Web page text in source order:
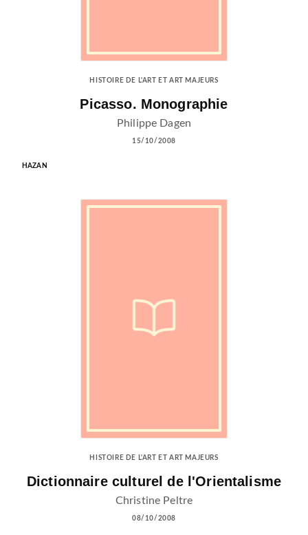
HISTOIRE DE L'ART ET ART MAJEURS
Picasso. Monographie
Philippe Dagen
15/10/2008
HAZAN
HISTOIRE DE L'ART ET ART MAJEURS
Dictionnaire culturel de l'Orientalisme
Christine Peltre
08/10/2008